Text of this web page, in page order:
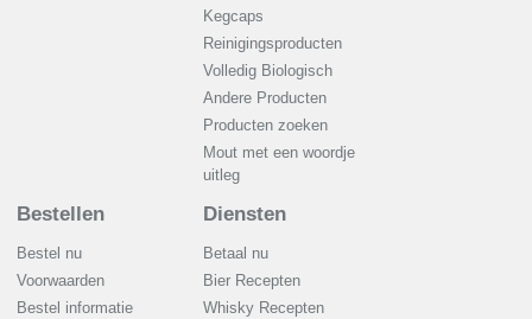
Kegcaps
Reinigingsproducten
Volledig Biologisch
Andere Producten
Producten zoeken
Mout met een woordje
uitleg
Bestellen
Bestel nu
Voorwaarden
Bestel informatie
Diensten
Betaal nu
Bier Recepten
Whisky Recepten